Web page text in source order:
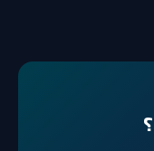
؟